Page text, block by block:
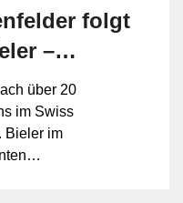
folgt
–
Safety
über 20
im Swiss
Bieler im